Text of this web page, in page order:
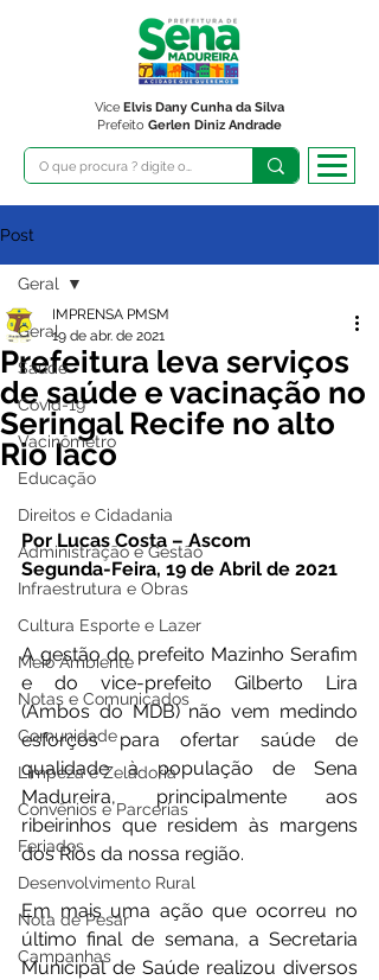
Prefeito Gerlen Diniz Andrade
Vice Elvis Dany Cunha da Silva
Post
Geral
Saúde
Covid-19
Vacinômetro
Educação
Direitos e Cidadania
Administração e Gestão
Infraestrutura e Obras
Cultura Esporte e Lazer
Meio Ambiente
Notas e Comunicados
Comunidade
Limpeza e Zeladoria
Convênios e Parcerias
Feriados
Desenvolvimento Rural
Nota de Pesar
Campanhas
Geral
Prefeitura leva serviços
de saúde e vacinação no
Seringal Recife no alto
Rio Iaco
IMPRENSA PMSM
19 de abr. de 2021
Por Lucas Costa – Ascom
Segunda-Feira, 19 de Abril de 2021
A gestão do prefeito Mazinho Serafim
e do vice-prefeito Gilberto Lira
(Ambos do MDB) não vem medindo
esforços para ofertar saúde de
qualidade à população de Sena
Madureira, principalmente aos
ribeirinhos que residem às margens
dos Rios da nossa região.
Em mais uma ação que ocorreu no
último final de semana, a Secretaria
Municipal de Saúde realizou diversos